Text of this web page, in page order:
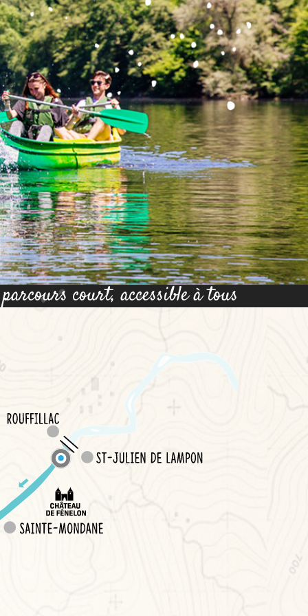
court, accessible à tous